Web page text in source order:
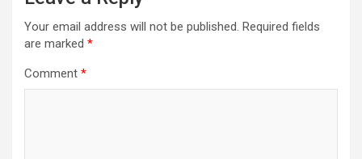
Your email address will not be published. Required fields
are marked *
Comment *